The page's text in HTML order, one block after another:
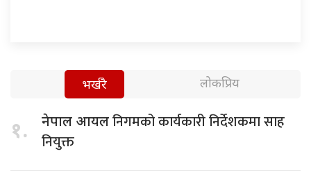
भर्खरै लोकप्रिय
१. नेपाल आयलनिगमको कार्यकारी निर्देशकमा साह
नियुक्त